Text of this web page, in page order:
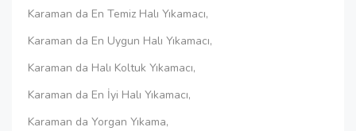
Karaman da En Temiz Halı Yıkamacı,
Karaman da En Uygun Halı Yıkamacı,
Karaman da Halı Koltuk Yıkamacı,
Karaman da En İyi Halı Yıkamacı,
Karaman da Yorgan Yıkama,